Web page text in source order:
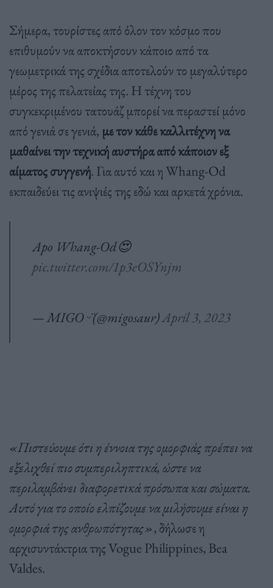
Σήμερα, τουρίστες από όλον τον κόσμο που
επιθυμούν να αποκτήσουν κάποιο από τα
γεωμετρικά της σχέδια αποτελούν το μεγαλύτερο
μέρος της πελατείας της. Η τέχνη του
συγκεκριμένου τατουάζ μπορεί να περαστεί μόνο
από γενιά σε γενιά, με τον κάθε καλλιτέχνη να
μαθαίνει την τεχνική αυστήρα από κάποιον εξ
αίματος συγγενή. Για αυτό και η Whang-Od
εκπαιδεύει τις ανιψιές της εδώ και αρκετά χρόνια.
Apo Whang-Od😍
pic.twitter.com/1p3eOSYnjm
— MIGO ᵕ̈ (@migosaur)April 3, 2023
«Πιστεύουμε ότι η έννοια της ομορφιάς πρέπει να
εξελιχθεί πιο συμπεριληπτικά, ώστε να
περιλαμβάνει διαφορετικά πρόσωπα και σώματα.
Αυτό για το οποίο ελπίζουμε να μιλήσουμε είναι η
ομορφιά της ανθρωπότητας», δήλωσε η
αρχισυντάκτρια της Vogue Philippines, Bea
Valdes.